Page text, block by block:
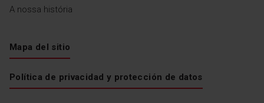
A nossa história
Mapa del sitio
Política de privacidad y protección de datos